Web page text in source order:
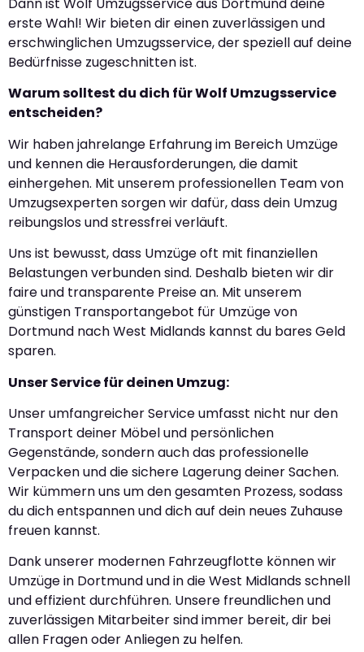
erste Wahl! Wir bieten dir einen zuverlässigen und
erschwinglichen Umzugsservice, der speziell auf deine
Bedürfnisse zugeschnitten ist.
Warum solltest du dich für Wolf Umzugsservice
entscheiden?
Wir haben jahrelange Erfahrung im Bereich Umzüge
und kennen die Herausforderungen, die damit
einhergehen. Mit unserem professionellen Team von
Umzugsexperten sorgen wir dafür, dass dein Umzug
reibungslos und stressfrei verläuft.
Uns ist bewusst, dass Umzüge oft mit finanziellen
Belastungen verbunden sind. Deshalb bieten wir dir
faire und transparente Preise an. Mit unserem
günstigen Transportangebot für Umzüge von
Dortmund nach West Midlands kannst du bares Geld
sparen.
Unser Service für deinen Umzug:
Unser umfangreicher Service umfasst nicht nur den
Transport deiner Möbel und persönlichen
Gegenstände, sondern auch das professionelle
Verpacken und die sichere Lagerung deiner Sachen.
Wir kümmern uns um den gesamten Prozess, sodass
du dich entspannen und dich auf dein neues Zuhause
freuen kannst.
Dank unserer modernen Fahrzeugflotte können wir
Umzüge in Dortmund und in die West Midlands schnell
und effizient durchführen. Unsere freundlichen und
zuverlässigen Mitarbeiter sind immer bereit, dir bei
allen Fragen oder Anliegen zu helfen.